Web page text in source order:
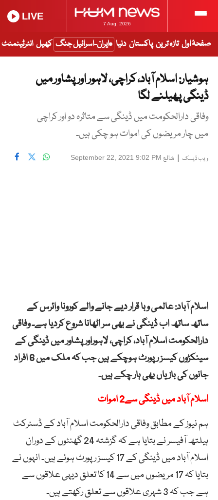
7 Aug, 2026
LIVE
صفحۂ اول تازہ ترین پاکستان دنیا ایران-اسرائیل جنگ کھیل انٹرٹینمنٹ
ہوشیار: اسلام آباد، کراچی، لاہور اور پشاور میں
ڈینگی پھیلنے لگا
وفاقی دارالحکومت میں ڈینگی سے متاثرہ دو اور کراچی
میں چار مریضوں کی اموات ہو چکی ہیں۔
ویب ڈیسک | شائع September 22, 2021 9:02 PM
اسلام آباد: عالمی وبا قرار دیے جانے والے کورونا وائرس کے
ساتھ ساتھ اب ڈینگی نے بھی سر اٹھانا شروع کردیا ہے۔ وفاقی
دارالحکومت اسلام آباد، کراچی، لاہوراور پشاور میں ڈینگی کے
سینکڑوں کیسز رپورٹ ہوچکے ہیں جب کہ ملک میں 6 افراد
جانوں کی بازیاں بھی ہار چکے ہیں۔
اسلام آباد میں ڈینگی سے2 اموات
ہم نیوز کے مطابق وفاقی دارالحکومت اسلام آباد کے ڈسٹرکٹ
ہیلتھ آفیسر نے بتایا ہے کہ گزشتہ 24 گھنٹوں کے دوران
اسلام آباد میں ڈینگی کے 17 کیسز رپورٹ ہوئے ہیں۔ انہوں نے
بتایا کہ 17 مریضوں میں سے 14 کا تعلق دیہی علاقوں سے
ہے جب کہ 3 شہری علاقوں سے تعلق رکھتے ہیں۔